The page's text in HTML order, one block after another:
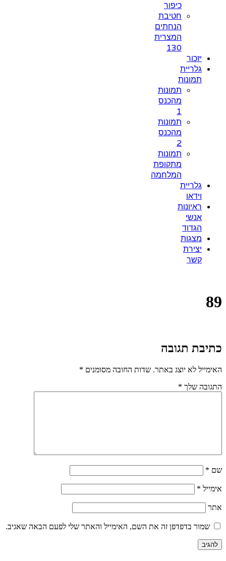
כיפור
חטיבת
הנחתים
המצרית
130
יזכור
גלריית
תמונות
תמונות
מהכנס
1
תמונות
מהכנס
2
תמונות
מתקופת
המלחמה
גלריית
וידאו
ראיונות
אנשי
הגדוד
מצגות
יצירת
קשר
89
כתיבת תגובה
האימייל לא יוצג באתר. שדות החובה מסומנים *
התגובה שלך *
שם *
אימייל *
אתר
שמור בדפדפן זה את השם, האימייל והאתר שלי לפעם הבאה שאגיב.